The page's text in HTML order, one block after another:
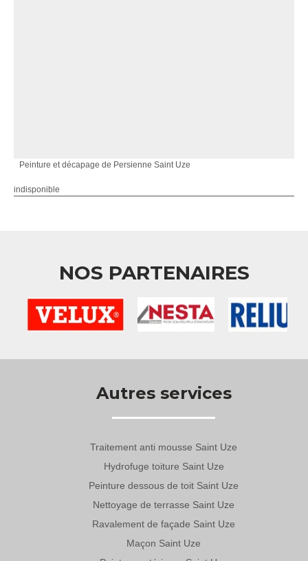
Peinture et décapage de Persienne Saint Uze
indisponible
NOS PARTENAIRES
Autres services
Traitement anti mousse Saint Uze
Hydrofuge toiture Saint Uze
Peinture dessous de toit Saint Uze
Nettoyage de terrasse Saint Uze
Ravalement de façade Saint Uze
Maçon Saint Uze